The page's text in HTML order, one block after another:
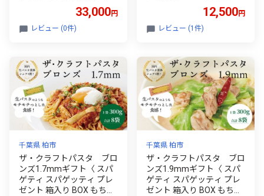
トマトソース 和風ソース
自宅用 保存食 長期保存 〉
33,000円
レビュー (0件)
アン料理 セット ランチ 1.6
mm 自宅用〉
12,500円
レビュー (1件)
千葉県 柏市
ザ・クラフトパスタ ブロ
ンズ1.7mmギフト〈 スパ
ゲティ スパゲッティ プレ
ゼント 箱入り BOX もちも
千葉県 柏市
ザ・クラフトパスタ ブロ
ンズ1.9mmギフト〈 スパ
ゲティ スパゲッティ プレ
ゼント 箱入り BOX もちも